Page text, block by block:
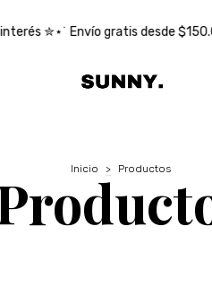
₊˚⊹ ᰔ ✮⋆˙ 10% OFF con
Inicio > Productos